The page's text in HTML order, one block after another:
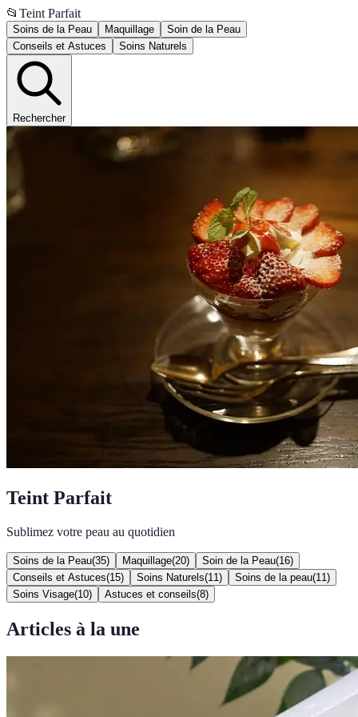
📂 Teint Parfait
Soins de la Peau Maquillage
Soin de la Peau
Conseils et Astuces
Soins Naturels
Rechercher
Teint Parfait
Sublimez votre peau au quotidien
Soins de la Peau(35) Maquillage(20) Soin de la Peau(16)
Conseils et Astuces(15) Soins Naturels(11 ) Soins de la peau(11 )
Soins Visage(10) Astuces et conseils(8)
Articles à la une